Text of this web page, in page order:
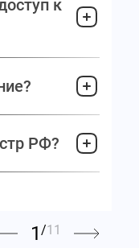
к
РФ?
1 /11